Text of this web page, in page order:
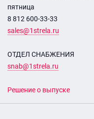
пятница
8 812 600-33-33
sales@1strela.ru
ОТДЕЛ СНАБЖЕНИЯ
snab@1strela.ru
Решение о выпуске